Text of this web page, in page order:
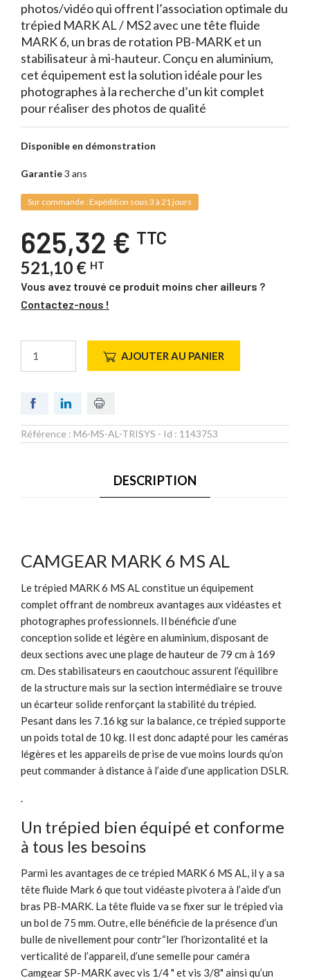
photos/vidéo qui offrent l’association optimale du
trépied MARK AL / MS2 avec une tête fluide
MARK 6, un bras de rotation PB-MARK et un
stabilisateur à mi-hauteur. Conçu en aluminium,
cet équipement est la solution idéale pour les
photographes à la recherche d’un kit complet
pour réaliser des photos de qualité
Disponible en démonstration
Garantie3 ans
Sur commande : Expédition sous 3 à 21 jours
625,32 € TTC
521,10 € HT
Vous avez trouvé ce produit moins cher ailleurs ?
Contactez-nous !
AJOUTER AU PANIER
Référence : M6-MS-AL-TRISYS - Id : 1143753
DESCRIPTION
CAMGEAR MARK 6 MS AL
Le trépied MARK 6 MS AL constitue un équipement
complet offrant de nombreux avantages aux vidéastes et
photographes professionnels. Il bénéficie d’une
conception solide et légère en aluminium, disposant de
deux sections avec une plage de hauteur de 79 cm à 169
cm. Des stabilisateurs en caoutchouc assurent l’équilibre
de la structure mais sur la section intermédiaire se trouve
un écarteur solide renforçant la stabilité du trépied.
Pesant dans les 7.16 kg sur la balance, ce trépied supporte
un poids total de 10 kg. Il est donc adapté pour les caméras
légères et les appareils de prise de vue moins lourds qu’on
peut commander à distance à l’aide d’une application DSLR.
Un trépied bien équipé et conforme
à tous les besoins
Parmi les avantages de ce trépied MARK 6 MS AL, il y a sa
tête fluide Mark 6 que tout vidéaste pivotera à l’aide d’un
bras PB-MARK. La tête fluide va se fixer sur le trépied via
un bol de 75 mm. Outre, elle bénéficie de la présence d’un
bulle de nivellement pour contr“ler l’horizontalité et la
verticalité de l’appareil, d’une semelle pour caméra
Camgear SP-MARK avec vis 1/4 " et vis 3/8" ainsi qu’un